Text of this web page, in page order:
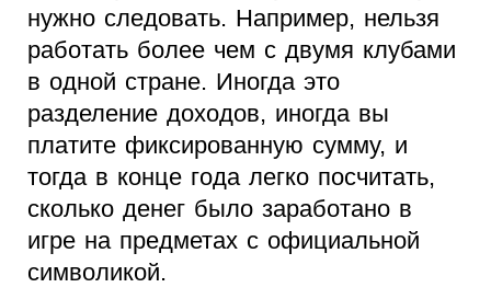
нужно следовать. Например, нельзя
работать более чем с двумя клубами
в одной стране. Иногда это
разделение доходов, иногда вы
платите фиксированную сумму, и
тогда в конце года легко посчитать,
сколько денег было заработано в
игре на предметах с официальной
символикой.